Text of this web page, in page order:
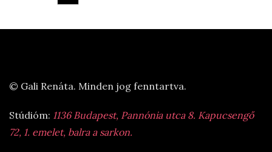
© Gali Renáta. Minden jog fenntartva.
Stúdióm: 1136 Budapest, Pannónia utca 8. Kapucsengő
72, 1. emelet, balra a sarkon.